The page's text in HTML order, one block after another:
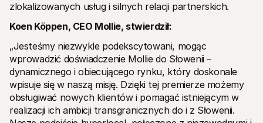
zlokalizowanych usług i silnych relacji partnerskich.
Koen Köppen, CEO Mollie, stwierdził:
„Jesteśmy niezwykle podekscytowani, mogąc
wprowadzić doświadczenie Mollie do Słowenii –
dynamicznego i obiecującego rynku, który doskonale
wpisuje się w naszą misję. Dzięki tej premierze możemy
obsługiwać nowych klientów i pomagać istniejącym w
realizacji ich ambicji transgranicznych do i z Słowenii.